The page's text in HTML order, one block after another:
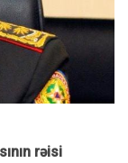
rəisi